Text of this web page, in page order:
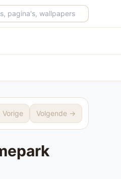
Volgende →